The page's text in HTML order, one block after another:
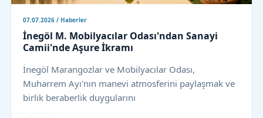
07.07.2026 / Haberler
İnegöl M. Mobilyacılar Odası'ndan Sanayi
Camii'nde Aşure İkramı
İnegöl Marangozlar ve Mobilyacılar Odası,
Muharrem Ayı'nın manevi atmosferini paylaşmak ve
birlik beraberlik duygularını